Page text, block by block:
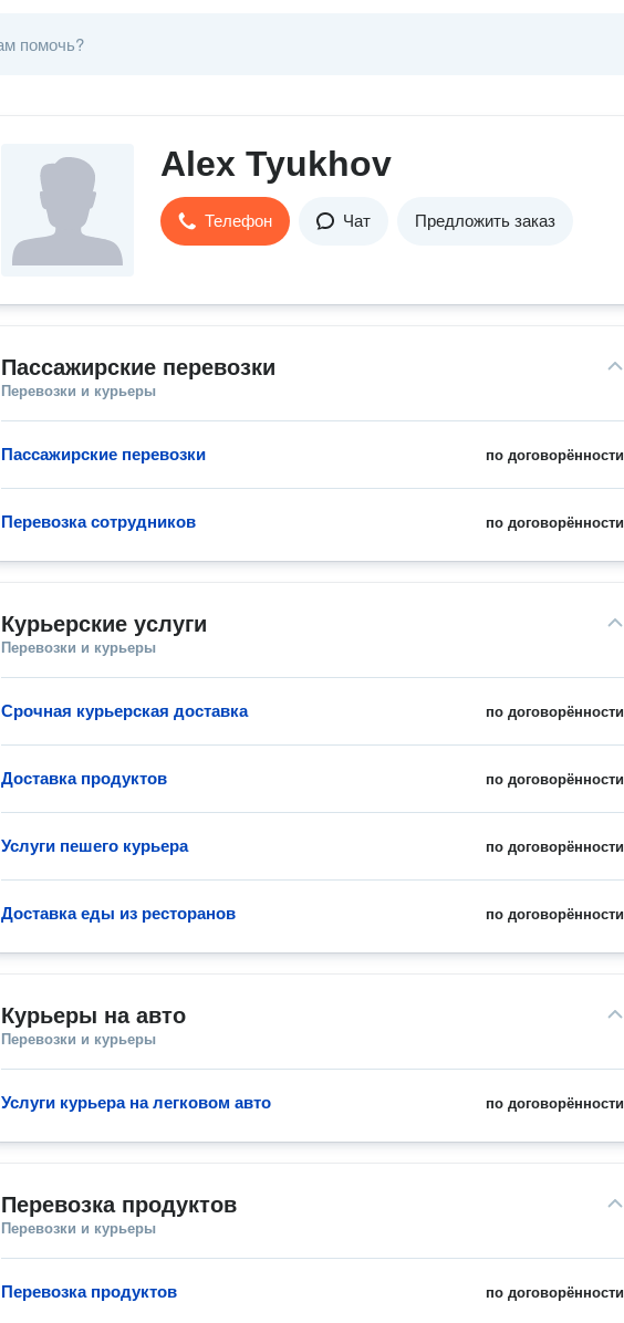
Alex Tyukhov
Телефон Чат Предложить заказ
Пассажирские перевозки
Перевозки и курьеры
по договорённости
Пассажирские перевозки
по договорённости
Перевозка сотрудников
Курьерские услуги
Перевозки и курьеры
по договорённости
Срочная курьерская доставка
по договорённости
Доставка продуктов
по договорённости
Услуги пешего курьера
по договорённости
Доставка еды из ресторанов
Курьеры на авто
Перевозки и курьеры
по договорённости
Услуги курьера на легковом авто
Перевозка продуктов
Перевозки и курьеры
по договорённости
Перевозка продуктов